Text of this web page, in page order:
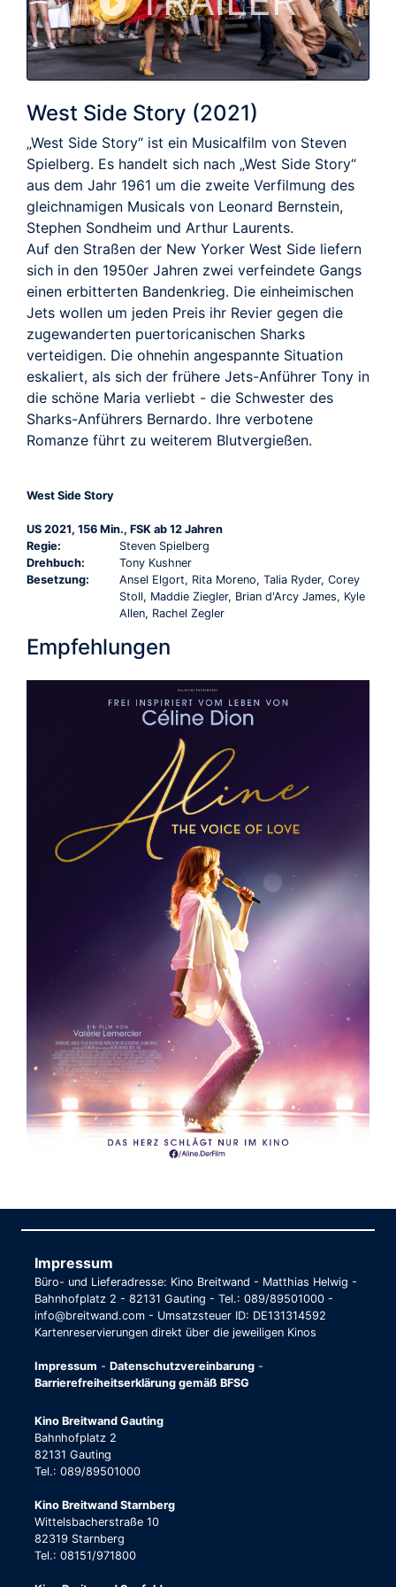
West Side Story (2021)
„West Side Story“ ist ein Musicalfilm von Steven
Spielberg. Es handelt sich nach „West Side Story“
aus dem Jahr 1961 um die zweite Verfilmung des
gleichnamigen Musicals von Leonard Bernstein,
Stephen Sondheim und Arthur Laurents.
Auf den Straßen der New Yorker West Side liefern
sich in den 1950er Jahren zwei verfeindete Gangs
einen erbitterten Bandenkrieg. Die einheimischen
Jets wollen um jeden Preis ihr Revier gegen die
zugewanderten puertoricanischen Sharks
verteidigen. Die ohnehin angespannte Situation
eskaliert, als sich der frühere Jets-Anführer Tony in
die schöne Maria verliebt - die Schwester des
Sharks-Anführers Bernardo. Ihre verbotene
Romanze führt zu weiterem Blutvergießen.
West Side Story
US 2021, 156 Min., FSK ab 12 Jahren
Regie:
Steven Spielberg
Drehbuch:
Tony Kushner
Besetzung:
Ansel Elgort, Rita Moreno, Talia Ryder, Corey
Stoll, Maddie Ziegler, Brian d'Arcy James, Kyle
Allen, Rachel Zegler
Empfehlungen
Impressum
Büro- und Lieferadresse: Kino Breitwand - Matthias Helwig -
Bahnhofplatz 2 - 82131 Gauting - Tel.: 089/89501000 -
info@breitwand.com - Umsatzsteuer ID: DE131314592
Kartenreservierungen direkt über die jeweiligen Kinos
Impressum - Datenschutzvereinbarung -
Barrierefreiheitserklärung gemäß BFSG
Kino Breitwand Gauting
Bahnhofplatz 2
82131 Gauting
Tel.: 089/89501000
Kino Breitwand Starnberg
Wittelsbacherstraße 10
82319 Starnberg
Tel.: 08151/971800